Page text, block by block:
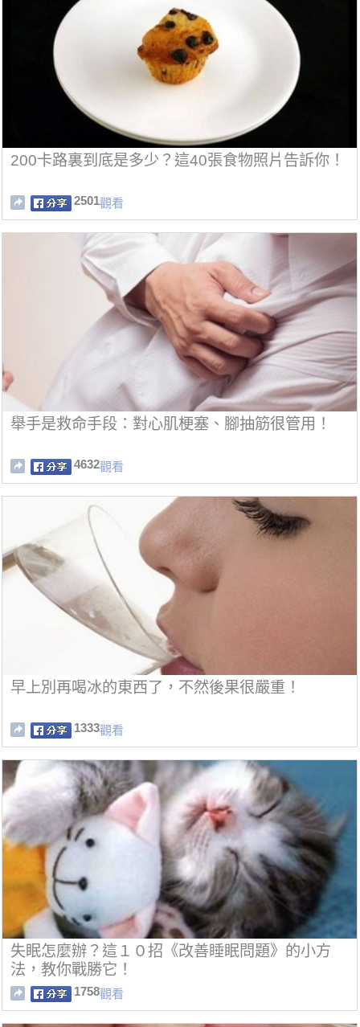
200卡路裏到底是多少？這40張食物照片告訴你！
2501觀看
舉手是救命手段：對心肌梗塞、腳抽筋很管用！
4632觀看
早上別再喝冰的東西了，不然後果很嚴重！
1333觀看
失眠怎麼辦？這１０招《改善睡眠問題》的小方
法，教你戰勝它！
1758觀看